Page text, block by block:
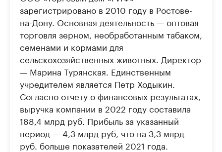
зарегистрировано в 2010 году в Ростове-
на-Дону. Основная деятельность — оптовая
торговля зерном, необработанным табаком,
семенами и кормами для
сельскохозяйственных животных. Директор
— Марина Турянская. Единственным
учредителем является Петр Ходыкин.
Согласно отчету о финансовых результатах,
выручка компании в 2022 году составила
188,4 млрд руб. Прибыль за указанный
период — 4,3 млрд руб, что на 3,3 млрд
руб. больше показателей 2021 года.